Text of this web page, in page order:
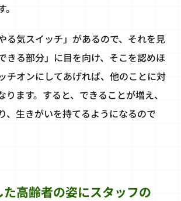
る気スイッチ」があるので、それを見
きる部分」に目を向け、そこを認めほ
チオンにしてあげれば、他のことに対
ります。すると、できることが増え、
、生きがいを持てるようになるので
た高齢者の姿にスタッフの